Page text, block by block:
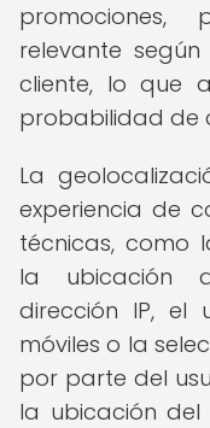
promociones,
relevante
cliente, lo que
probabilidad de
La
experiencia de
técnicas, como
la ubicación
dirección IP, el
móviles o la
por parte del
la ubicación del